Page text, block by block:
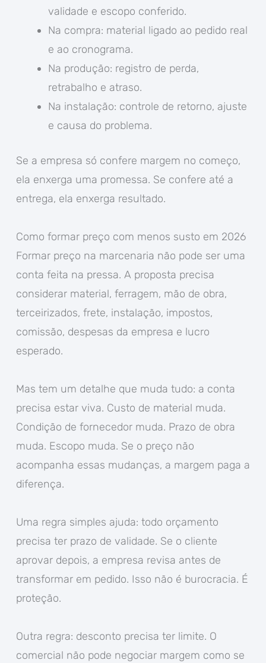
validade e escopo conferido.
Na compra: material ligado ao pedido real
e ao cronograma.
Na produção: registro de perda,
retrabalho e atraso.
Na instalação: controle de retorno, ajuste
e causa do problema.
Se a empresa só confere margem no começo,
ela enxerga uma promessa. Se confere até a
entrega, ela enxerga resultado.
Como formar preço com menos susto em 2026
Formar preço na marcenaria não pode ser uma
conta feita na pressa. A proposta precisa
considerar material, ferragem, mão de obra,
terceirizados, frete, instalação, impostos,
comissão, despesas da empresa e lucro
esperado.
Mas tem um detalhe que muda tudo: a conta
precisa estar viva. Custo de material muda.
Condição de fornecedor muda. Prazo de obra
muda. Escopo muda. Se o preço não
acompanha essas mudanças, a margem paga a
diferença.
Uma regra simples ajuda: todo orçamento
precisa ter prazo de validade. Se o cliente
aprovar depois, a empresa revisa antes de
transformar em pedido. Isso não é burocracia. É
proteção.
Outra regra: desconto precisa ter limite. O
comercial não pode negociar margem como se